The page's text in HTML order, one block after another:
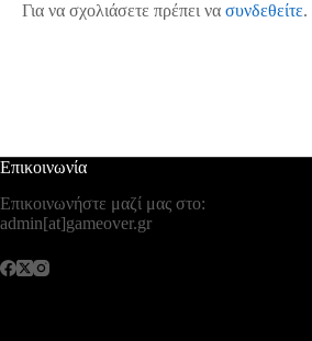
Για να σχολιάσετε πρέπει να συνδεθείτε.
Επικοινωνία
Επικοινωνήστε μαζί μας στο:
admin[at]gameover.gr